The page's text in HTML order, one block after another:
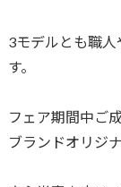
3モデルとも職
す。
フェア期間中ご
ブランドオリジ